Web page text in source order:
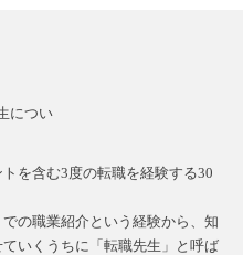
ム
を含む3度の転職を経験する30
の職業紹介という経験から、知
いくうちに「転職先生」と呼ば